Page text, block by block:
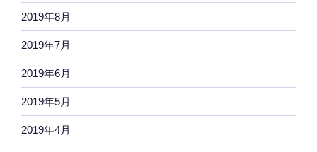
2019年8月
2019年7月
2019年6月
2019年5月
2019年4月